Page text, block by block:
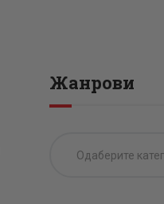
Жанрови
Одаберите